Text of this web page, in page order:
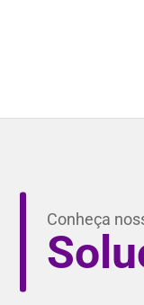
Conheça